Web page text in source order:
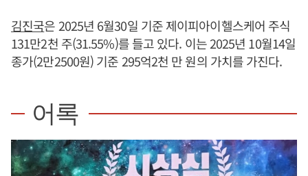
김진국은 2025년 6월30일 기준 제이피아이헬스케어 주식
131만2천 주(31.55%)를 들고 있다. 이는 2025년 10월14일
종가(2만2500원) 기준 295억2천 만 원의 가치를 가진다.
어록